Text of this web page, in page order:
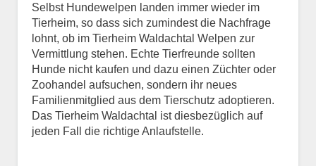
Informationen über das
Tier.
Art des Tiers*
Selbst Hundewelpen landen immer wieder im
Tierheim, so dass sich zumindest die Nachfrage
lohnt, ob im Tierheim Waldachtal Welpen zur
Vermittlung stehen. Echte Tierfreunde sollten
Hunde nicht kaufen und dazu einen Züchter oder
Zoohandel aufsuchen, sondern ihr neues
Familienmitglied aus dem Tierschutz adoptieren.
Das Tierheim Waldachtal ist diesbezüglich auf
jeden Fall die richtige Anlaufstelle.